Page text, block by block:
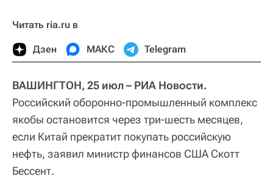
Читать ria.ru в
Дзен МАКС Telegram
ВАШИНГТОН, 25 июл – РИА Новости.
Российский оборонно-промышленный комплекс
якобы остановится через три-шесть месяцев,
если Китай прекратит покупать российскую
нефть, заявил министр финансов США Скотт
Бессент.